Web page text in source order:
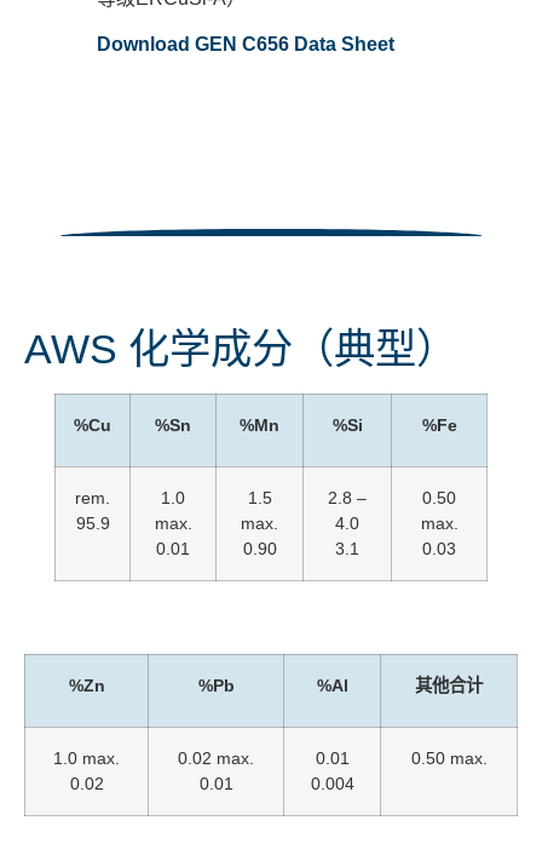
Download GEN C656 Data Sheet
AWS 化学成分（典型）
%Cu %Sn %Mn %Si %Fe
rem.
95.9
1.0
max.
0.01
1.5
max.
0.90
2.8 –
4.0
3.1
0.50
max.
0.03
%Zn %Pb %Al 其他合计
1.0 max.
0.02
0.02 max.
0.01
0.01
0.004
0.50 max.